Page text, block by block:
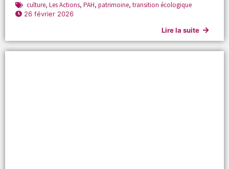
culture, Les Actions, PAH, patrimoine, transition écologique
26 février 2026
Lire la suite